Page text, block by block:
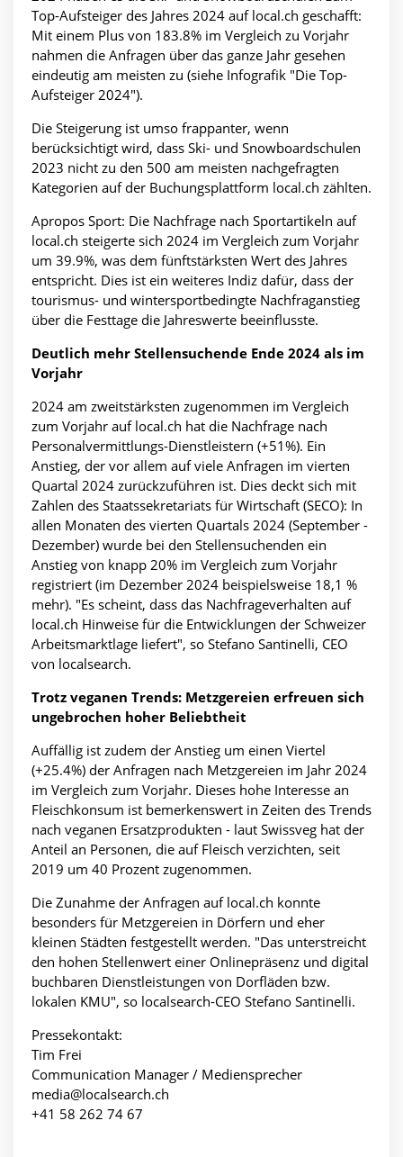
Top-Aufsteiger des Jahres 2024 auf local.ch geschafft:
Mit einem Plus von 183.8% im Vergleich zu Vorjahr
nahmen die Anfragen über das ganze Jahr gesehen
eindeutig am meisten zu (siehe Infografik "Die Top-
Aufsteiger 2024").
Die Steigerung ist umso frappanter, wenn
berücksichtigt wird, dass Ski- und Snowboardschulen
2023 nicht zu den 500 am meisten nachgefragten
Kategorien auf der Buchungsplattform local.ch zählten.
Apropos Sport: Die Nachfrage nach Sportartikeln auf
local.ch steigerte sich 2024 im Vergleich zum Vorjahr
um 39.9%, was dem fünftstärksten Wert des Jahres
entspricht. Dies ist ein weiteres Indiz dafür, dass der
tourismus- und wintersportbedingte Nachfraganstieg
über die Festtage die Jahreswerte beeinflusste.
Deutlich mehr Stellensuchende Ende 2024 als im
Vorjahr
2024 am zweitstärksten zugenommen im Vergleich
zum Vorjahr auf local.ch hat die Nachfrage nach
Personalvermittlungs-Dienstleistern (+51%). Ein
Anstieg, der vor allem auf viele Anfragen im vierten
Quartal 2024 zurückzuführen ist. Dies deckt sich mit
Zahlen des Staatssekretariats für Wirtschaft (SECO): In
allen Monaten des vierten Quartals 2024 (September -
Dezember) wurde bei den Stellensuchenden ein
Anstieg von knapp 20% im Vergleich zum Vorjahr
registriert (im Dezember 2024 beispielsweise 18,1 %
mehr). "Es scheint, dass das Nachfrageverhalten auf
local.ch Hinweise für die Entwicklungen der Schweizer
Arbeitsmarktlage liefert", so Stefano Santinelli, CEO
von localsearch.
Trotz veganen Trends: Metzgereien erfreuen sich
ungebrochen hoher Beliebtheit
Auffällig ist zudem der Anstieg um einen Viertel
(+25.4%) der Anfragen nach Metzgereien im Jahr 2024
im Vergleich zum Vorjahr. Dieses hohe Interesse an
Fleischkonsum ist bemerkenswert in Zeiten des Trends
nach veganen Ersatzprodukten - laut Swissveg hat der
Anteil an Personen, die auf Fleisch verzichten, seit
2019 um 40 Prozent zugenommen.
Die Zunahme der Anfragen auf local.ch konnte
besonders für Metzgereien in Dörfern und eher
kleinen Städten festgestellt werden. "Das unterstreicht
den hohen Stellenwert einer Onlinepräsenz und digital
buchbaren Dienstleistungen von Dorfläden bzw.
lokalen KMU", so localsearch-CEO Stefano Santinelli.
Pressekontakt:
Tim Frei
Communication Manager / Mediensprecher
media@localsearch.ch
+41 58 262 74 67